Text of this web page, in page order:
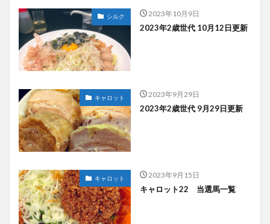
シルク 2023年10月9日
2023年2歳世代 10月12日更新
キャロット 2023年9月29日
2023年2歳世代 9月29日更新
キャロット 2023年9月15日
キャロット22 当選馬一覧